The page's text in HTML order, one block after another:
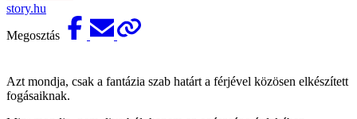
story.hu
Megosztás
Azt mondja, csak a fantázia szab határt a férjével közösen elkészített
fogásaiknak.